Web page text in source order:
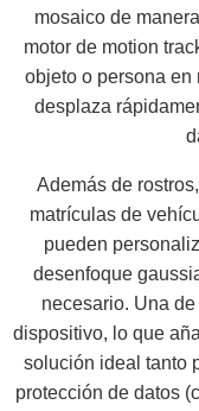
mosaico de
motor de motion
objeto o persona
desplaza
Además de
matrículas de
pueden
desenfoque
necesario. Una
dispositivo, lo que
solución ideal tanto
protección de datos